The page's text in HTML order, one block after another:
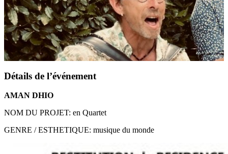
Détails de l’événement
AMAN DHIO
NOM DU PROJET: en Quartet
GENRE / ESTHETIQUE: musique du monde